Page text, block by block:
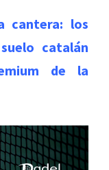
cantera: los
catalán
de la